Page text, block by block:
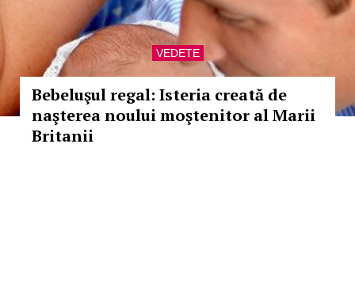
VEDETE
Bebeluşul regal: Isteria creată de
naşterea noului moştenitor al Marii
Britanii